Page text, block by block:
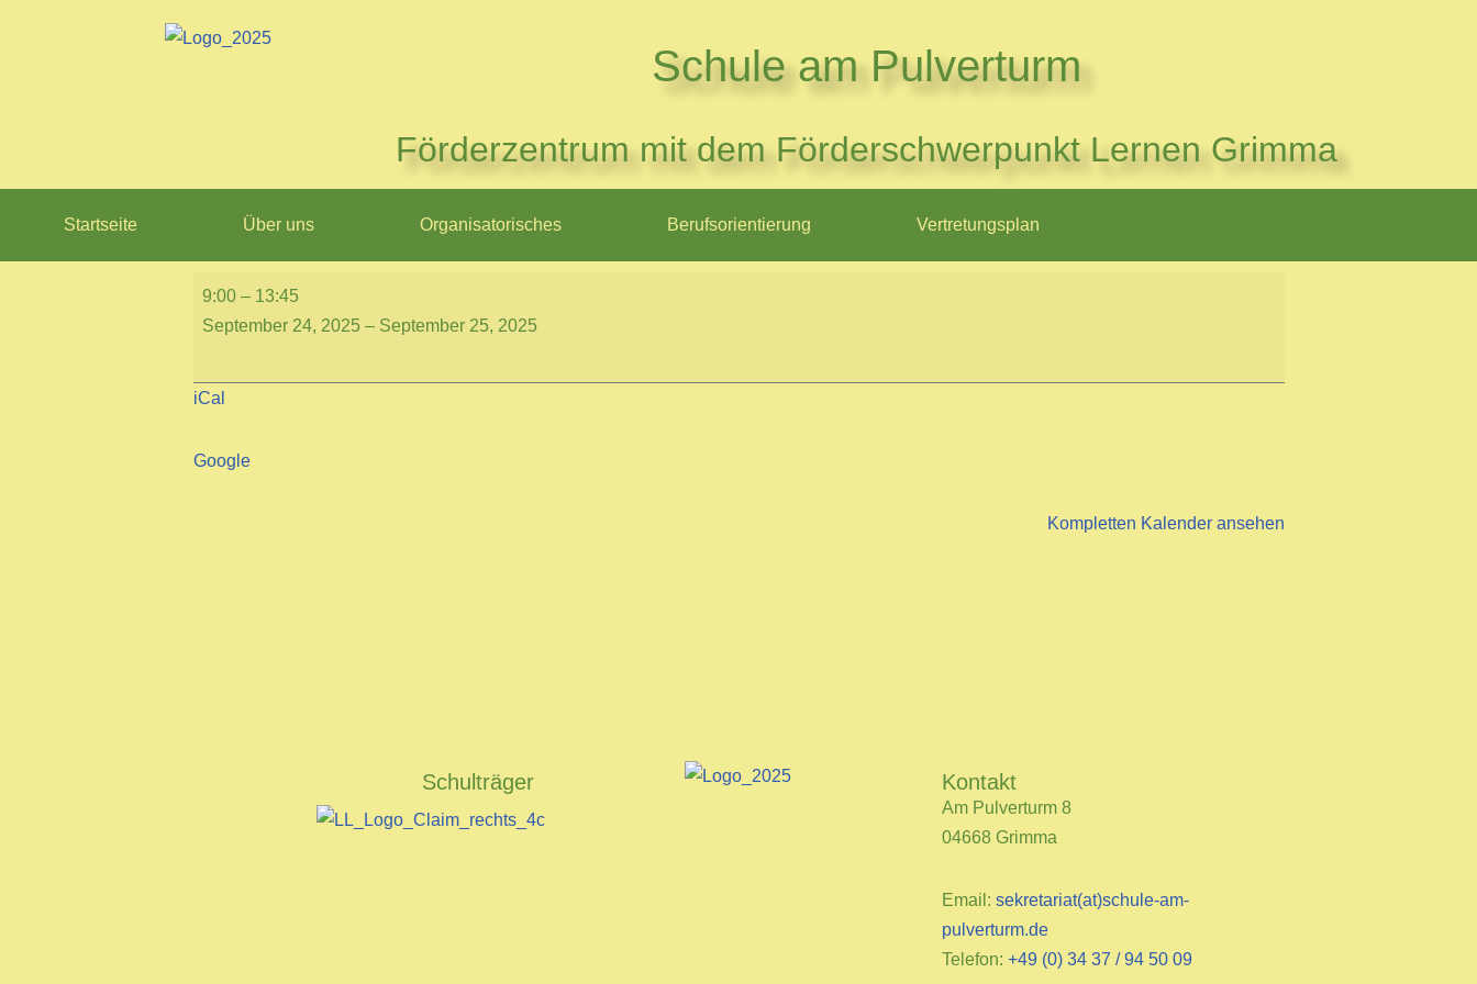
Schule am Pulverturm
Förderzentrum mit dem Förderschwerpunkt Lernen Grimma
Startseite Über uns Organisatorisches Berufsorientierung Vertretungsplan
9:00 – 13:45
September 24, 2025 – September 25, 2025
iCal
Google
Kompletten Kalender ansehen
Schulträger Kontakt
Am Pulverturm 8
04668 Grimma
Email:sekretariat(at)schule-am-
pulverturm.de
Telefon:+49 (0) 34 37 / 94 50 09